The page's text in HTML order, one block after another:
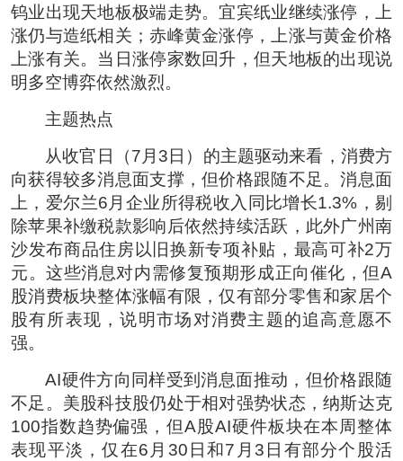
钨业出现天地板极端走势。宜宾纸业继续涨停，上
涨仍与造纸相关；赤峰黄金涨停，上涨与黄金价格
上涨有关。当日涨停家数回升，但天地板的出现说
明多空博弈依然激烈。
主题热点
从收官日（7月3日）的主题驱动来看，消费方
向获得较多消息面支撑，但价格跟随不足。消息面
上，爱尔兰6月企业所得税收入同比增长1.3%，剔
除苹果补缴税款影响后依然持续活跃，此外广州南
沙发布商品住房以旧换新专项补贴，最高可补2万
元。这些消息对内需修复预期形成正向催化，但A
股消费板块整体涨幅有限，仅有部分零售和家居个
股有所表现，说明市场对消费主题的追高意愿不
强。
AI硬件方向同样受到消息面推动，但价格跟随
不足。美股科技股仍处于相对强势状态，纳斯达克
100指数趋势偏强，但A股AI硬件板块在本周整体
表现平淡，仅在6月30日和7月3日有部分个股活